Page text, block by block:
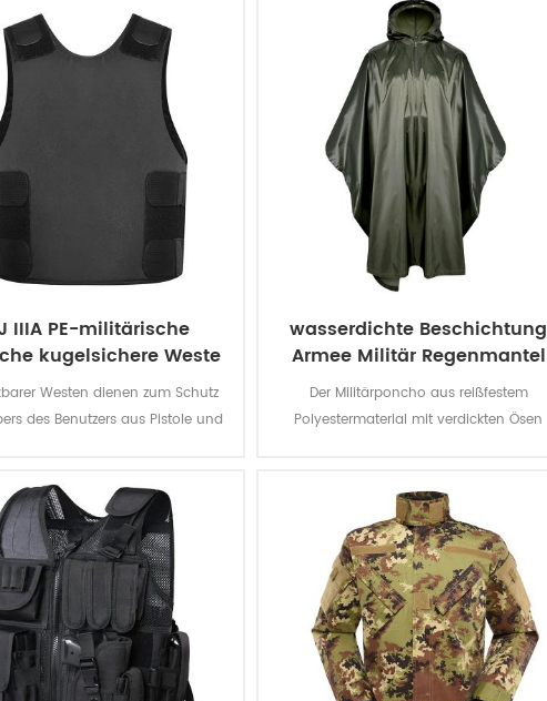
IIIA PE-militärische
kugelsichere Weste
zu verbergen
Westen dienen zum Schutz
des Benutzers aus Pistole und
wasserdichte Beschichtung
Armee Militär Regenmantel
Poncho
Der Militärponcho aus reißfestem
Polyestermaterial mit verdickten Ösen
abrieb- und reißfest.